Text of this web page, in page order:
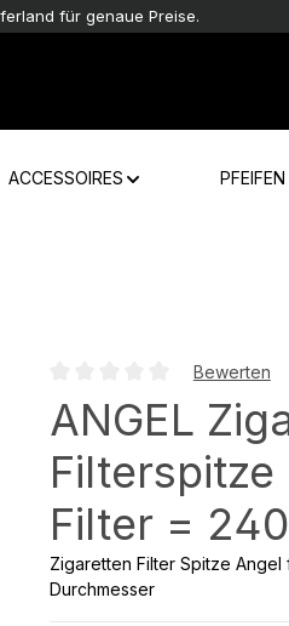
für genaue Preise.
ACCESSOIRES PFEIFEN
Bewerten
ANGEL
Filter =
Zigaretten Filter Spitze
Durchmesser